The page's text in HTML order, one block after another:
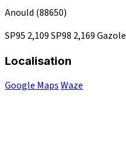
Anould (88650)
SP95 2,109SP98 2,169Gazole
Localisation
Google MapsWaze